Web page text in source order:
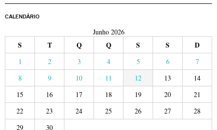
CALENDÁRIO
Junho 2026
S T Q Q S S D
1 2 3 4 5 6
7
8
9 10 11 12 13
14
15
16 17 18 19 20
21
22
23 24 25 26 27
28
29
30